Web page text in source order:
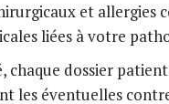
et allergies
liées à votre
chaque dossier
les éventuelles